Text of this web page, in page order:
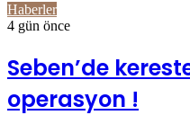
Haberler
4 gün önce
Seben’de
operasyon !